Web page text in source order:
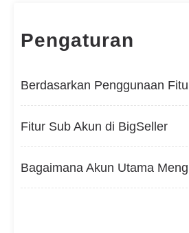
Pengaturan
Berdasarkan Penggunaan
Fitur Sub Akun di BigSeller